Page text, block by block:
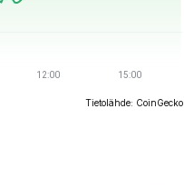
Tietolähde: CoinGecko